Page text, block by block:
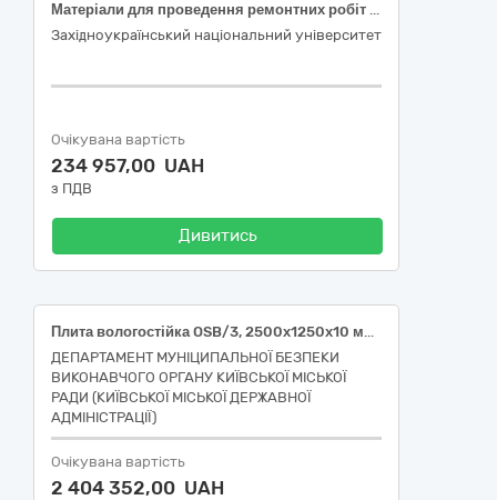
Матеріали для проведення ремонтних робіт господарським способом (ламінат і фанера)
Західноукраїнський національний університет
Очікувана вартість
234 957,00 UAH
з ПДВ
Дивитись
Плита вологостійка OSB/3, 2500х1250х10 мм, з прямими краями
ДЕПАРТАМЕНТ МУНІЦИПАЛЬНОЇ БЕЗПЕКИ
ВИКОНАВЧОГО ОРГАНУ КИЇВСЬКОЇ МІСЬКОЇ
РАДИ (КИЇВСЬКОЇ МІСЬКОЇ ДЕРЖАВНОЇ
АДМІНІСТРАЦІЇ)
Очікувана вартість
2 404 352,00 UAH